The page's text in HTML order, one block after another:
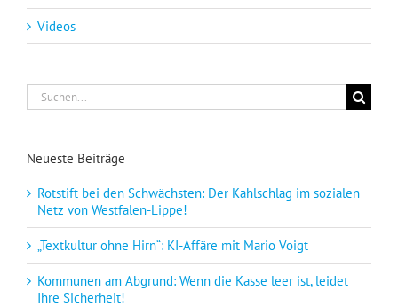
Videos
Suche
nach:
Neueste Beiträge
Rotstift bei den Schwächsten: Der Kahlschlag im sozialen
Netz von Westfalen-Lippe!
„Textkultur ohne Hirn“: KI-Affäre mit Mario Voigt
Kommunen am Abgrund: Wenn die Kasse leer ist, leidet
Ihre Sicherheit!